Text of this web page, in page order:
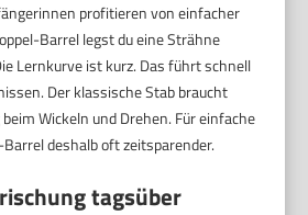
profitieren von einfacher
Barrel legst du eine Strähne
Lernkurve ist kurz. Das führt schnell
Der klassische Stab braucht
Wickeln und Drehen. Für einfache
deshalb oft zeitsparender.
tagsüber